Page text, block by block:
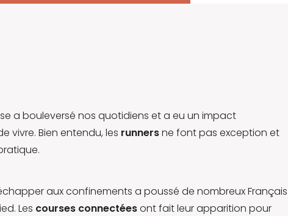
a bouleversé nos quotidiens et a eu un impact
vivre. Bien entendu, les runnersne font pas exception et
aux confinements a poussé de nombreux Français
Les courses connectéesont fait leur apparition pour